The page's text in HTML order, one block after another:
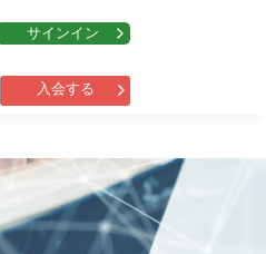
入会する
サインイン